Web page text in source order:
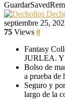
GuardarSaved
septiembre 25,
75 Views 0
Fantasy
JURLEA. Y
Bolso de
a prueba de
Seguro y
largo de la